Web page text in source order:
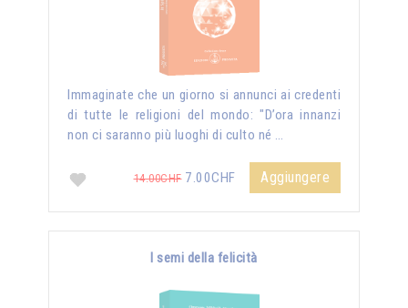
Immaginate che un giorno si annunci ai credenti
di tutte le religioni del mondo: "D’ora innanzi
non ci saranno più luoghi di culto né …
14.00CHF7.00CHF Aggiungere
I semi della felicità